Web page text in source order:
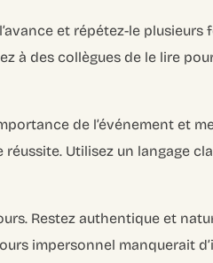
et répétez-le plusieurs
à des collègues de le lire
de l’événement et
Utilisez un langage
Restez authentique et
impersonnel manquerait